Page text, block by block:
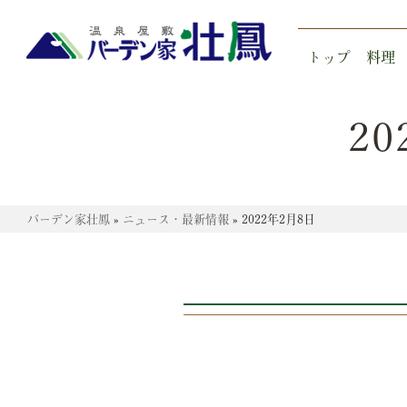
トップ 料理
バーデン家壮鳳 » ニュース・最新情報 » 2022年2月8日